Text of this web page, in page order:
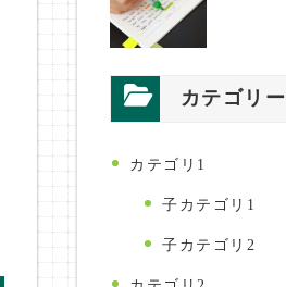
カテゴリー
カテゴリ1
子カテゴリ1
子カテゴリ2